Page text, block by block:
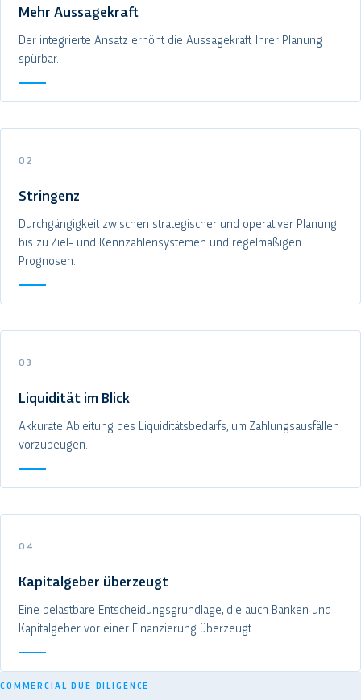
Mehr Aussagekraft
Der integrierte Ansatz erhöht die Aussagekraft Ihrer Planung
spürbar.
02
Stringenz
Durchgängigkeit zwischen strategischer und operativer Planung
bis zu Ziel- und Kennzahlensystemen und regelmäßigen
Prognosen.
03
Liquidität im Blick
Akkurate Ableitung des Liquiditätsbedarfs, um Zahlungsausfällen
vorzubeugen.
04
Kapitalgeber überzeugt
Eine belastbare Entscheidungsgrundlage, die auch Banken und
Kapitalgeber vor einer Finanzierung überzeugt.
COMMERCIAL DUE DILIGENCE